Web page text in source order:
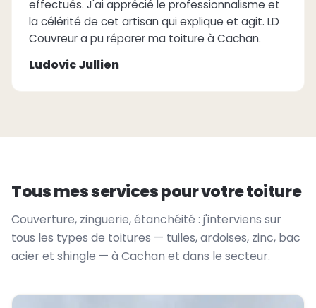
effectués. J'ai apprécié le professionnalisme et
la célérité de cet artisan qui explique et agit. LD
Couvreur a pu réparer ma toiture à Cachan.
Ludovic Jullien
Tous mes services pour votre toiture
Couverture, zinguerie, étanchéité : j'interviens sur
tous les types de toitures — tuiles, ardoises, zinc, bac
acier et shingle — à Cachan et dans le secteur.